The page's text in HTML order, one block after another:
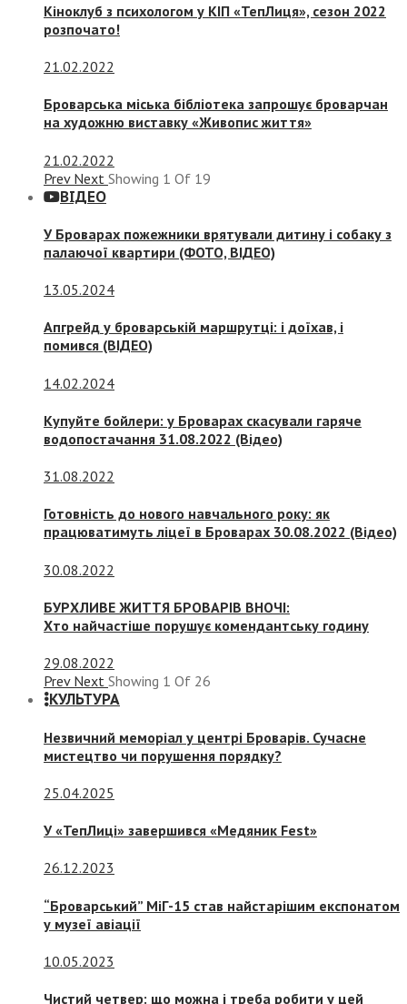
Кіноклуб з психологом у КІП «ТепЛиця», сезон 2022
розпочато!
21.02.2022
Броварська міська бібліотека запрошує броварчан
на художню виставку «Живопис життя»
21.02.2022
Prev Next Showing 1 Of 19
ВІДЕО
У Броварах пожежники врятували дитину і собаку з
палаючої квартири (ФОТО, ВІДЕО)
13.05.2024
Апгрейд у броварській маршрутці: і доїхав, і
помився (ВІДЕО)
14.02.2024
Купуйте бойлери: у Броварах скасували гаряче
водопостачання 31.08.2022 (Відео)
31.08.2022
Готовність до нового навчального року: як
працюватимуть ліцеї в Броварах 30.08.2022 (Відео)
30.08.2022
БУРХЛИВЕ ЖИТТЯ БРОВАРІВ ВНОЧІ:
Хто найчастіше порушує комендантську годину
29.08.2022
Prev Next Showing 1 Of 26
КУЛЬТУРА
Незвичний меморіал у центрі Броварів. Сучасне
мистецтво чи порушення порядку?
25.04.2025
У «ТепЛиці» завершився «Медяник Fest»
26.12.2023
“Броварський” МіГ-15 став найстарішим експонатом
у музеї авіації
10.05.2023
Чистий четвер: що можна і треба робити у цей